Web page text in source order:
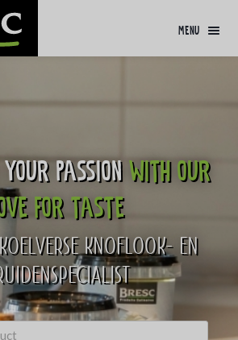
menu
passionwith our
for taste
KNOFLOOK- EN